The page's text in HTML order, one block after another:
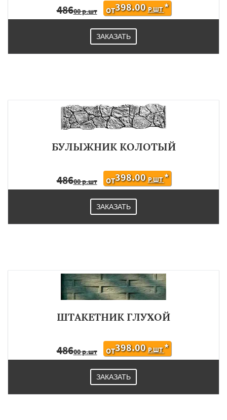
48600 р.шт ОТ398.00 Р.ШТ*
ЗАКАЗАТЬ
БУЛЫЖНИК КОЛОТЫЙ
48600 р.шт ОТ398.00 Р.ШТ*
ЗАКАЗАТЬ
ШТАКЕТНИК ГЛУХОЙ
48600 р.шт ОТ398.00 Р.ШТ*
ЗАКАЗАТЬ